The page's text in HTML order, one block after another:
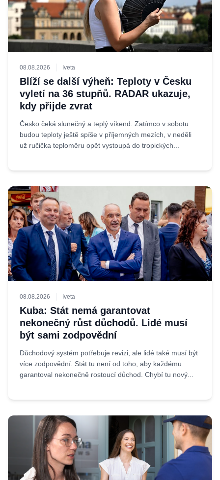
08.08.2026 Iveta
Blíží se další výheň: Teploty v Česku
vyletí na 36 stupňů. RADAR ukazuje,
kdy přijde zvrat
Česko čeká slunečný a teplý víkend. Zatímco v sobotu
budou teploty ještě spíše v příjemných mezích, v neděli
už ručička teploměru opět vystoupá do tropických...
08.08.2026 Iveta
Kuba: Stát nemá garantovat
nekonečný růst důchodů. Lidé musí
být sami zodpovědní
Důchodový systém potřebuje revizi, ale lidé také musí být
více zodpovědní. Stát tu není od toho, aby každému
garantoval nekonečně rostoucí důchod. Chybí tu nový...